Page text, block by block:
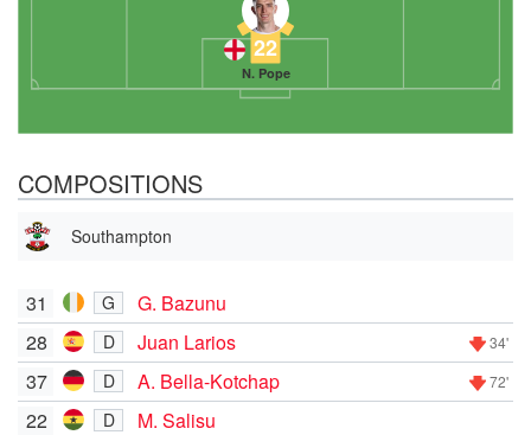
22
N. Pope
COMPOSITIONS
Southampton
31 G
G. Bazunu
28
D Juan Larios 34'
37 D A. Bella-Kotchap 72'
22 D
M. Salisu